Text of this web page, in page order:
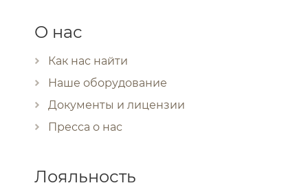
О нас
Как нас найти
Наше оборудование
Документы и лицензии
Пресса о нас
Лояльность